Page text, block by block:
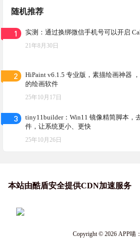
随机推荐
1 实测：通过换绑微信手机号可以开启
21年8月30日
2
HiPaint v6.1.5 专业版，素描绘画神器
的绘画软件
25年10月17日
3
tiny11builder：Win11 镜像精简脚本，
件，让系统更小、更快
25年10月26日
本站由酷盾安全提供CDN加速服务
Copyright © 2026APP喵